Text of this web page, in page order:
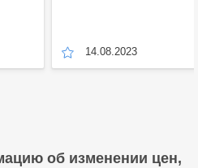
14.08.2023
об изменении цен,